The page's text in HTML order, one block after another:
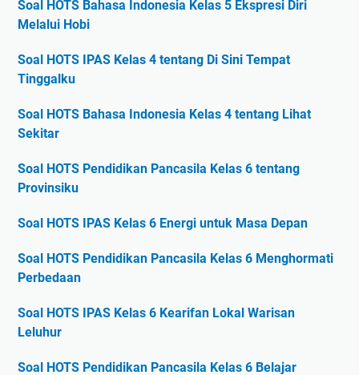
Soal HOTS Bahasa Indonesia Kelas 5 Ekspresi Diri
Melalui Hobi
Soal HOTS IPAS Kelas 4 tentang Di Sini Tempat
Tinggalku
Soal HOTS Bahasa Indonesia Kelas 4 tentang Lihat
Sekitar
Soal HOTS Pendidikan Pancasila Kelas 6 tentang
Provinsiku
Soal HOTS IPAS Kelas 6 Energi untuk Masa Depan
Soal HOTS Pendidikan Pancasila Kelas 6 Menghormati
Perbedaan
Soal HOTS IPAS Kelas 6 Kearifan Lokal Warisan
Leluhur
Soal HOTS Pendidikan Pancasila Kelas 6 Belajar